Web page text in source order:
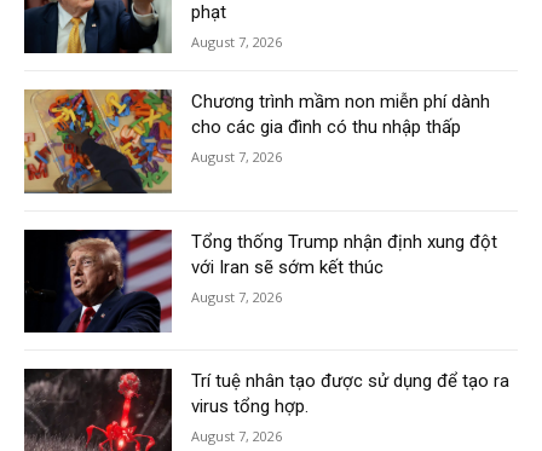
phạt
August 7, 2026
Chương trình mầm non miễn phí dành
cho các gia đình có thu nhập thấp
August 7, 2026
Tổng thống Trump nhận định xung đột
với Iran sẽ sớm kết thúc
August 7, 2026
Trí tuệ nhân tạo được sử dụng để tạo ra
virus tổng hợp.
August 7, 2026